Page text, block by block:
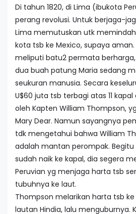
Di tahun 1820, di Lima (ibukota
perang revolusi. Untuk berjaga-
Lima memutuskan utk
kota tsb ke Mexico, supaya
meliputi batu2 permata
dua buah patung Maria sedang
seukuran manusia. Secara
U$60 juta tsb terbagi atas 11
oleh Kapten William Thompson,
Mary Dear. Namun sayangnya
tdk mengetahui bahwa William
adalah mantan perompak.
sudah naik ke kapal, dia segera
Peruvian yg menjaga harta tsb
tubuhnya ke laut.
Thompson melarikan harta tsb ke
lautan Hindia, lalu menguburnya.